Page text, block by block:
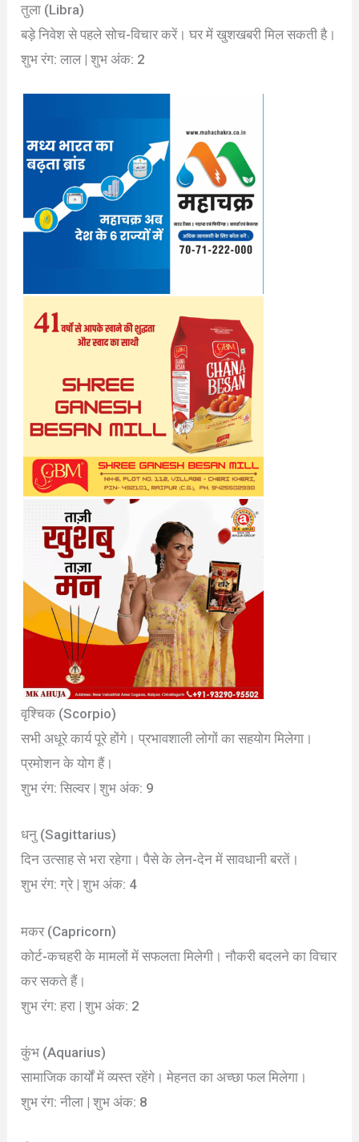
तुला (Libra)
बड़े निवेश से पहले सोच-विचार करें। घर में खुशखबरी मिल सकती है।
शुभ रंग: लाल | शुभ अंक: 2
वृश्चिक (Scorpio)
सभी अधूरे कार्य पूरे होंगे। प्रभावशाली लोगों का सहयोग मिलेगा।
प्रमोशन के योग हैं।
शुभ रंग: सिल्वर | शुभ अंक: 9
धनु (Sagittarius)
दिन उत्साह से भरा रहेगा। पैसे के लेन-देन में सावधानी बरतें।
शुभ रंग: ग्रे | शुभ अंक: 4
मकर (Capricorn)
कोर्ट-कचहरी के मामलों में सफलता मिलेगी। नौकरी बदलने का विचार
कर सकते हैं।
शुभ रंग: हरा | शुभ अंक: 2
कुंभ (Aquarius)
सामाजिक कार्यों में व्यस्त रहेंगे। मेहनत का अच्छा फल मिलेगा।
शुभ रंग: नीला | शुभ अंक: 8